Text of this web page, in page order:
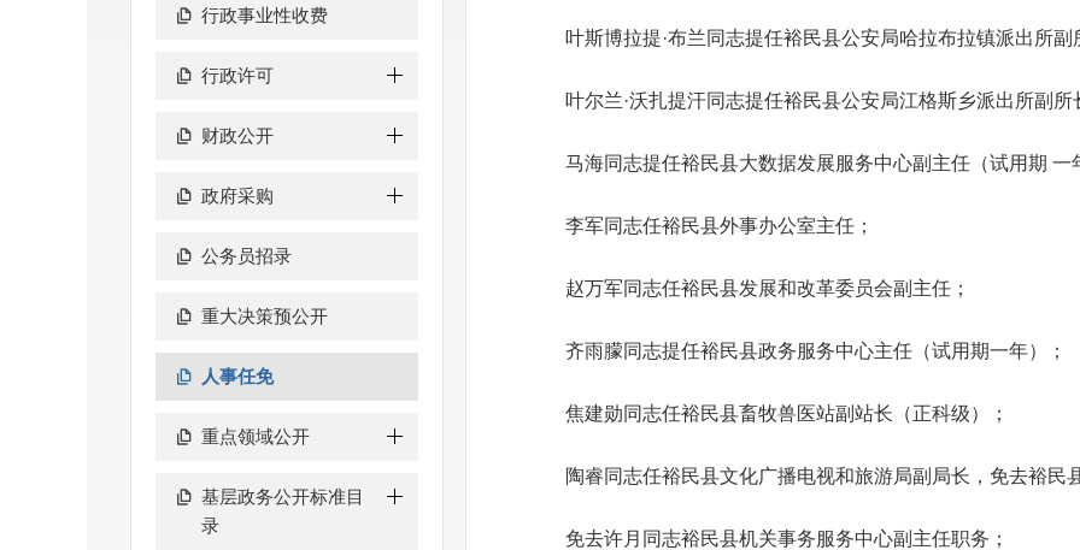
行政事业性收费
行政许可
财政公开
政府采购
公务员招录
重大决策预公开
人事任免
重点领域公开
基层政务公开标准目
录
叶斯博拉提·布兰同志提任裕民县公安局哈拉布拉镇派出所副
叶尔兰·沃扎提汗同志提任裕民县公安局江格斯乡派出所副所
马海同志提任裕民县大数据发展服务中心副主任（试用期 一
李军同志任裕民县外事办公室主任；
赵万军同志任裕民县发展和改革委员会副主任；
齐雨朦同志提任裕民县政务服务中心主任（试用期一年）；
焦建勋同志任裕民县畜牧兽医站副站长（正科级）；
陶睿同志任裕民县文化广播电视和旅游局副局长，免去裕民
免去许月同志裕民县机关事务服务中心副主任职务；